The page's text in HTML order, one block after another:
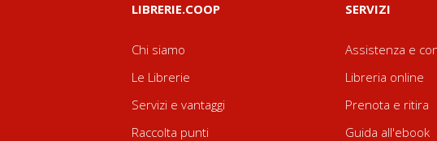
LIBRERIE.COOP
Chi siamo
Le Librerie
Servizi e vantaggi
Raccolta punti
SERVIZI
Assistenza e
Libreria online
Prenota e ritira
Guida all'ebook